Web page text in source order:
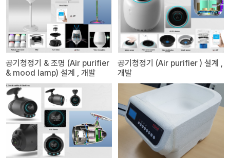
공기청정기 & 조명 (Air purifier
& mood lamp) 설계 , 개발
공기청정기 (Air purifier ) 설계 ,
개발